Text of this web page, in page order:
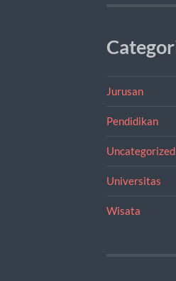
Jurusan
Pendidikan
Uncategorized
Universitas
Wisata